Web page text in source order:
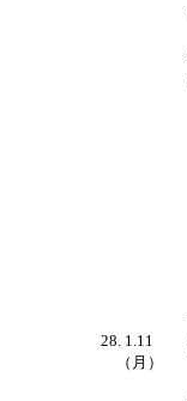
28. 1.11
（月）